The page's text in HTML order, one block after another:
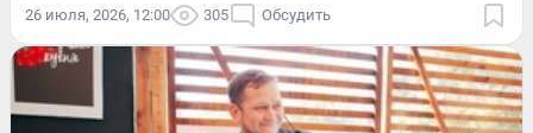
26 июля, 2026, 12:00 305 Обсудить